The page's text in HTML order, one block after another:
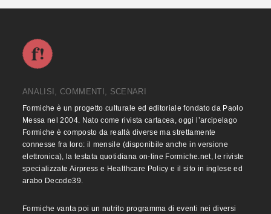
ANALISI, COMMENTI, SCENARI
Formiche è un progetto culturale ed editoriale fondato da Paolo
Messa nel 2004. Nato come rivista cartacea, oggi l’arcipelago
Formiche è composto da realtà diverse ma strettamente
connesse fra loro: il mensile (disponibile anche in versione
elettronica), la testata quotidiana on-line Formiche.net, le riviste
specializzate Airpress e Healthcare Policy e il sito in inglese ed
arabo Decode39.
Formiche vanta poi un nutrito programma di eventi nei diversi